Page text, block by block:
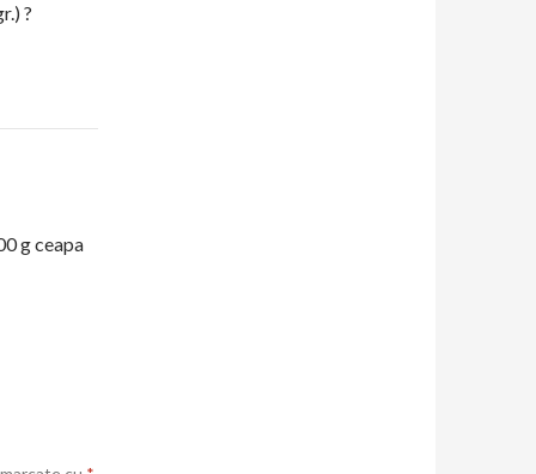
?
g ceapa